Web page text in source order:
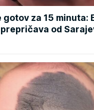
gotov za 15 minuta:
od